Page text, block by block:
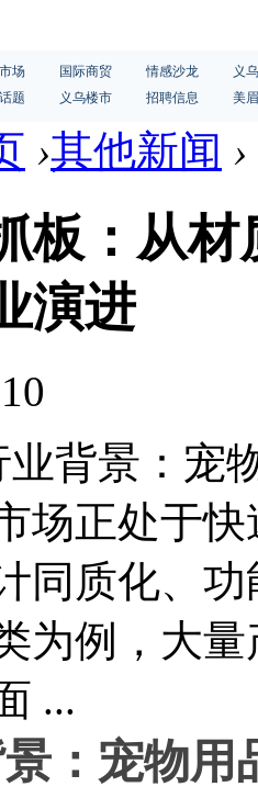
场 国际商贸 情感沙龙
义
题 义乌楼市 招聘信息 美
›其他新闻 ›
板：从
演进
业背景：宠
场正处于
同质化、
为例，大
...
：宠物用